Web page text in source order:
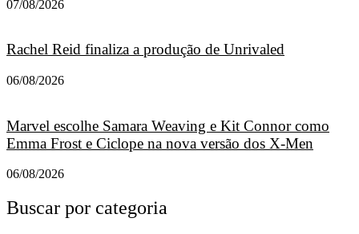
07/08/2026
Rachel Reid finaliza a produção de Unrivaled
06/08/2026
Marvel escolhe Samara Weaving e Kit Connor como
Emma Frost e Ciclope na nova versão dos X-Men
06/08/2026
Buscar por categoria